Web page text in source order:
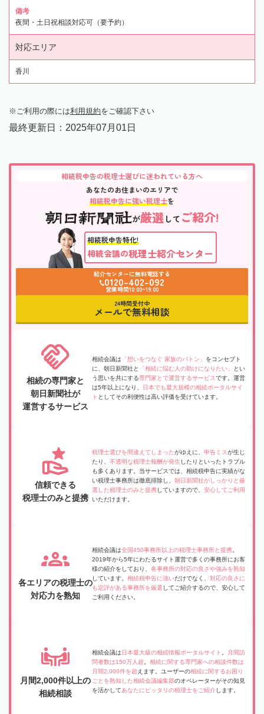
備考
夜間・土日祝相談対応可（要予約）
対応エリア
香川
ご利用の際には利用規約をご確認下さい
最終更新日： 2025年07月01日
相続税申告の税理士選びに迷われている方へ
あなたのお住まいのエリアで
相続税申告に強い税理士を
が厳選して ご紹介!
相続税申告特化!
相続会議の税理士紹介センター
紹介センターに無料電話する
0120-402-092
営業時間10:00~19:00
24時間受付中
メールで無料相談
相続の専門家と
朝日新聞社が
運営するサービス
相続会議は 「想いをつなぐ 家族のバトン」 をコンセプト
に、朝日新聞社と
「相続に悩む人の助けになりたい」
とい
う思いを共にする専門家とで運営するサービスです。運営
は5年以上になり、
日本でも最大規模の相続ポータルサイ
ト としてその利便性は高い評価を受けています。
信頼できる
税理士のみと提携
税理士選びを間違えてしまったがゆえに、 申告ミスが生じ
たり、 不透明な税理士報酬が発生 したりといったトラブル
も多くあります。当サービスでは、相続税申告に実績がな
い税理士事務所は徹底排除し、 朝日新聞社がしっかりと厳
選した税理士のみと提携していますので、 安心してご利用
いただけます。
各エリアの税理士の
対応力を熟知
相続会議は全国450事務所以上の税理士事務所と提携
2019年から5年にわたるサイト運営で多くの事務所にお客
様の紹介をしており、 各事務所の対応の良さや強みを熟知
しています。 相続税申告に強いだけでなく、 対応の良さに
も定評がある事務所を厳選 してご紹介するので、安心して
ご利用ください。
月間2,000件以上の
相続相談
相続会議は 日本最大級の相続情報ポータルサイト
月間訪
問者数は150万人超
相続に関する専門家への相談件数は
月間2,000件を超 えます。ユーザーの相続に関するお困り
ごとを熟知した相続会議編集部のオペレーターがその知見
を活かしてあなたにピッタリの税理士をご紹介 します。